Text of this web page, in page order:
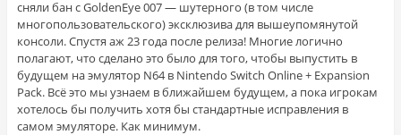
сняли бан с GoldenEye 007 — шутерного (в том числе
многопользовательского) эксклюзива для вышеупомянутой
консоли. Спустя аж 23 года после релиза! Многие логично
полагают, что сделано это было для того, чтобы выпустить в
будущем на эмулятор N64 в Nintendo Switch Online + Expansion
Pack. Всё это мы узнаем в ближайшем будущем, а пока игрокам
хотелось бы получить хотя бы стандартные исправления в
самом эмуляторе. Как минимум.